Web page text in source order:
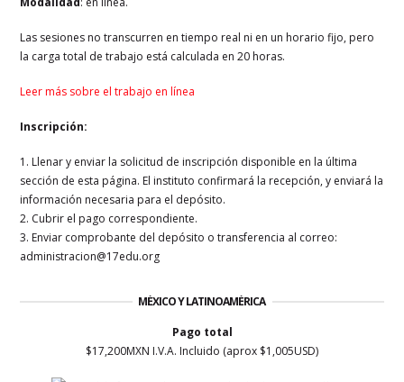
Las sesiones no transcurren en tiempo real ni en un horario fijo, pero
la carga total de trabajo está calculada en 20 horas.
Leer más sobre el trabajo en línea
Inscripción:
1. Llenar y enviar la solicitud de inscripción disponible en la última
sección de esta página. El instituto confirmará la recepción, y enviará la
información necesaria para el depósito.
2. Cubrir el pago correspondiente.
3. Enviar comprobante del depósito o transferencia al correo:
administracion@17edu.org
MÉXICO Y LATINOAMÉRICA
Pago total
$17,200MXN I.V.A. Incluido (aprox $1,005USD)